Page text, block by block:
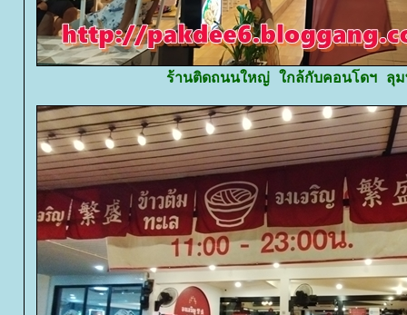
ร้านติดถนนใหญ่ ใกล้กับคอนโดฯ ลุ